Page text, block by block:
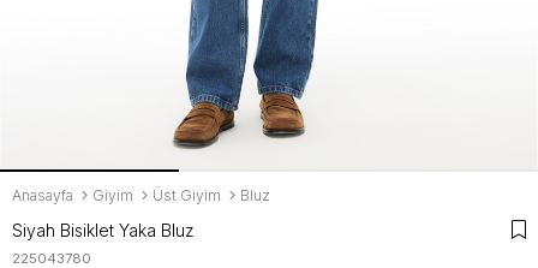
Anasayfa Giyim Üst Giyim Bluz
Siyah Bisiklet Yaka Bluz
225043780